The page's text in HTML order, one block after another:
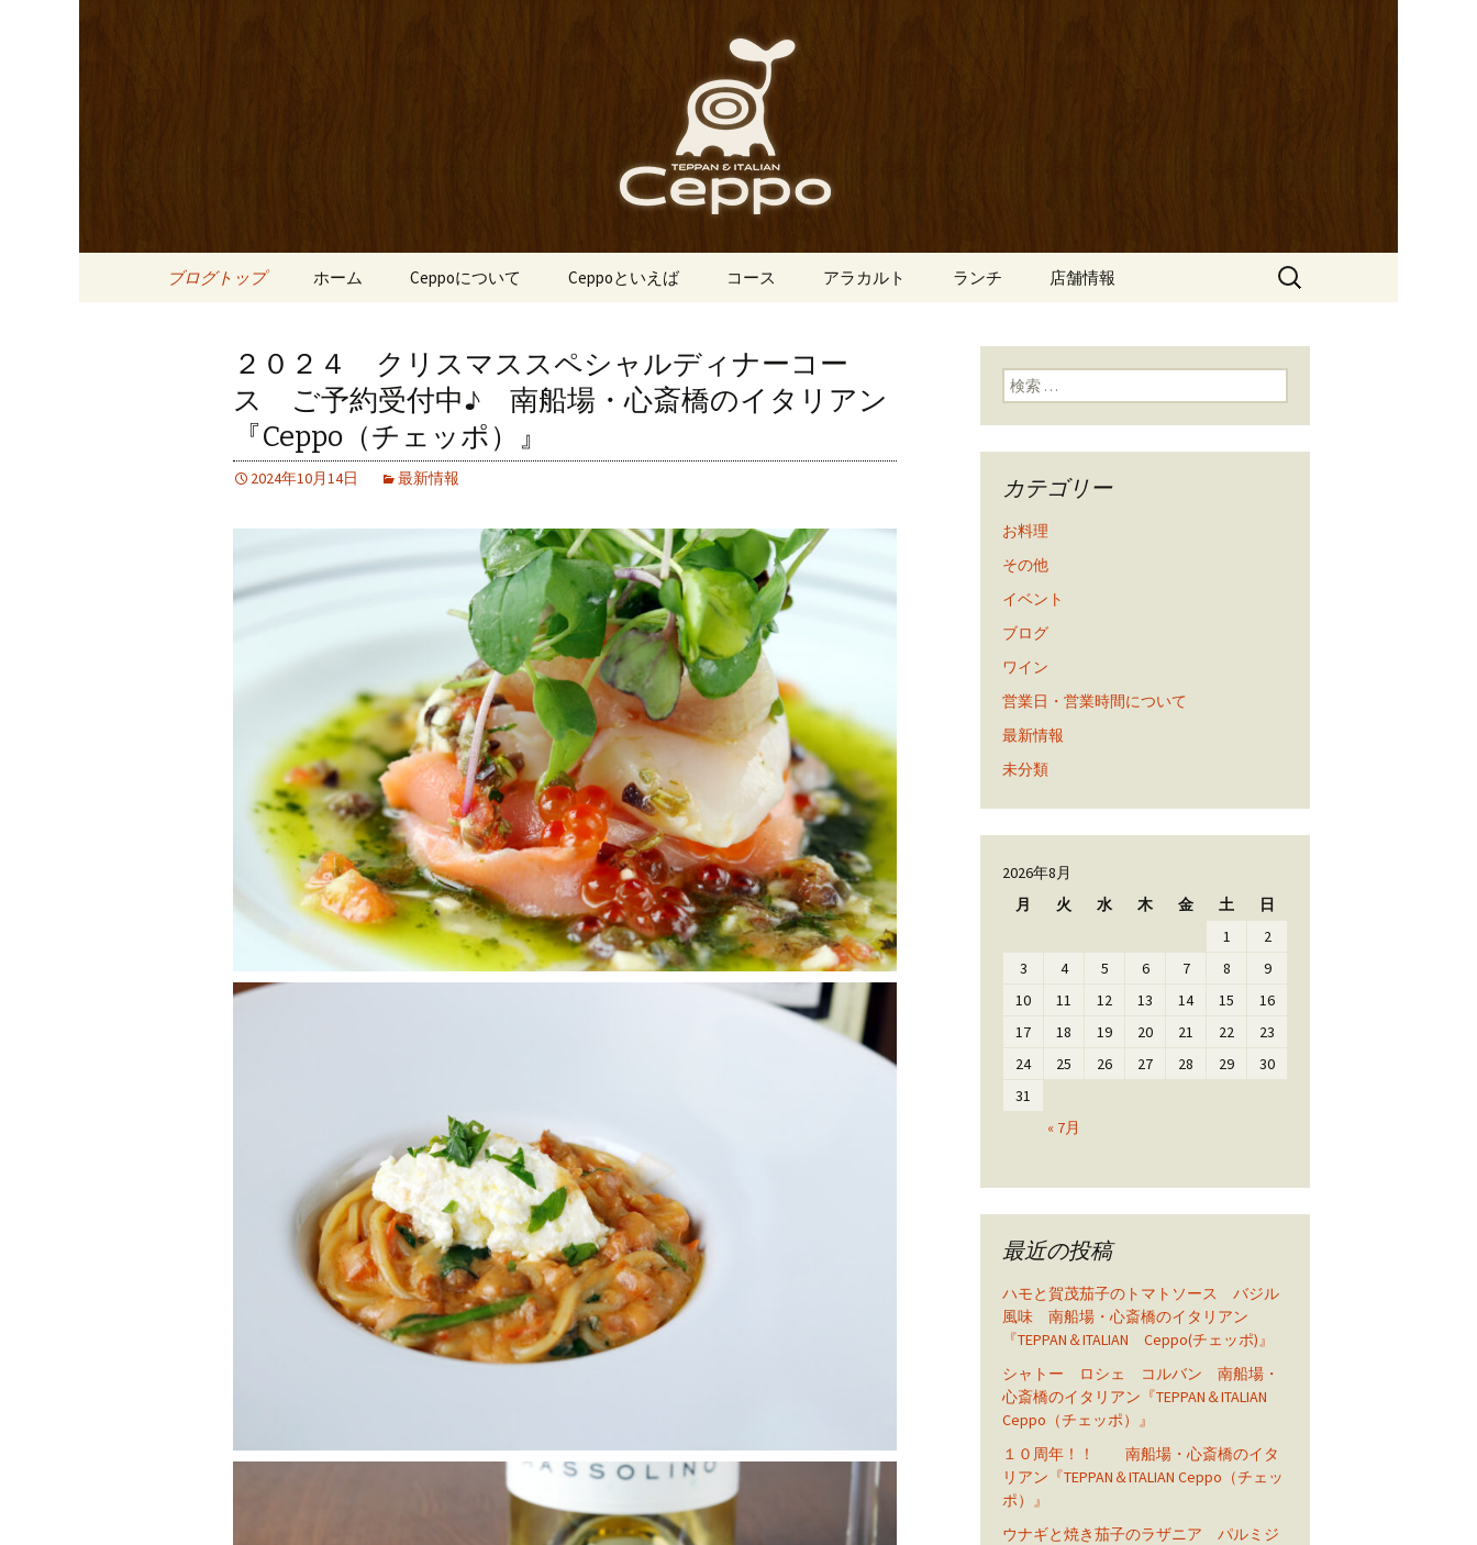
南船場・心斎橋のイタリアン
「Ceppo（チェッポ）」の公式ブログ
リーブ牛のステーキのほか、バルメニューも豊富にご用意。デートにも一人飲みのお客様にもぴった
コンテンツへ移動
ブログトップ ホーム Ceppoについて Ceppoといえば コース アラカルト ランチ 店舗情報
検
２０２４ クリスマススペシャルディナーコー
ス ご予約受付中♪ 南船場・心斎橋のイタリアン
『Ceppo（チェッポ）』
2024年10月14日 最新情報
検索:
カテゴリー
お料理
その他
イベント
ブログ
ワイン
営業日・営業時間について
最新情報
未分類
2026年8月
月
火 水 木 金 土 日
« 7月
1
2
3
4 5 6 7 8
9
10
11 12 13 14 15
16
17
18 19 20 21 22
23
24
25 26 27 28 29
30
31
最近の投稿
ハモと賀茂茄子のトマトソース バジル
風味 南船場・心斎橋のイタリアン
『TEPPAN＆ITALIAN Ceppo(チェッポ)』
シャトー ロシェ コルバン 南船場・
心斎橋のイタリアン『TEPPAN＆ITALIAN
Ceppo（チェッポ）』
１０周年！！ 南船場・心斎橋のイタ
リアン『TEPPAN＆ITALIAN Ceppo（チェッ
ポ）』
ウナギと焼き茄子のラザニア パルミジ